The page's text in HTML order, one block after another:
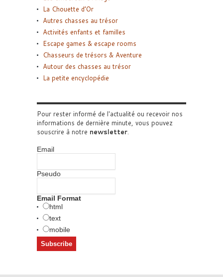
La Chouette d’Or
Autres chasses au trésor
Activités enfants et familles
Escape games & escape rooms
Chasseurs de trésors & Aventure
Autour des chasses au trésor
La petite encyclopédie
Pour rester informé de l'actualité ou recevoir nos
informations de dernière minute, vous pouvez
souscrire à notre newsletter.
Email
Pseudo
Email Format
html
text
mobile